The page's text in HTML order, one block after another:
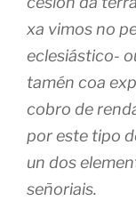
xa vimos no
eclesiástico-
tamén coa
cobro de
por este tipo
un dos
señoriais.